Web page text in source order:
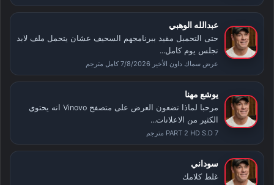
عبدالله الوهبي
حتى التحمبل مقيد ببرنامجهم السحيف عشان يتحمل ملف لابد
تجلس يوم كامل...
عرض سماك داون الأخير 7/8/2026 كامل مترجم
يوشع مهنا
مرحبا لماذا تضعون العرض على متصفح Vinovo انه يحتوي
الكثير من الاعلانات...
PART 2 HD S.D 7 مترجم
سوداني
غلط كلامك